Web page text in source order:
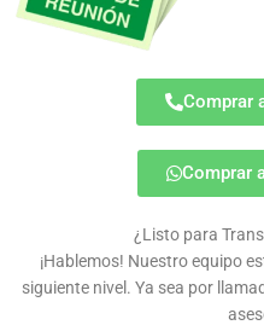
Comprar
Comprar
¿Listo para
¡Hablemos! Nuestro equipo
siguiente nivel. Ya sea por